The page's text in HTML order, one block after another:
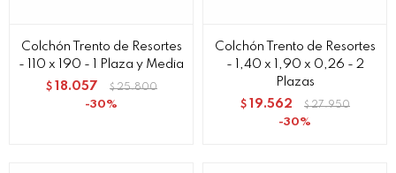
Colchón Trento de Resortes
- 110 x 190 - 1 Plaza y Media
$ 18.057 $ 25.800
30
Colchón Trento de Resortes
- 1,40 x 1,90 x 0,26 - 2
Plazas
$ 19.562 $ 27.950
30